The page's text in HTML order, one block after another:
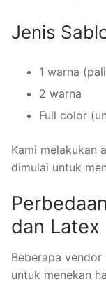
Jenis
1 warna
2 warna
Full color
Kami melakukan
dimulai untuk
dan Latex
Beberapa
untuk menekan